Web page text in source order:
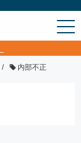
/ 内部不正